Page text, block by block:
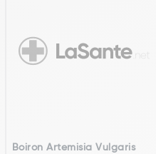
Boiron Artemisia Vulgaris